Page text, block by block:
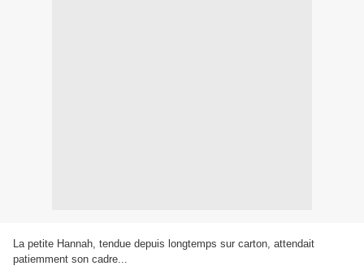
La petite Hannah, tendue depuis longtemps sur carton, attendait
patiemment son cadre...